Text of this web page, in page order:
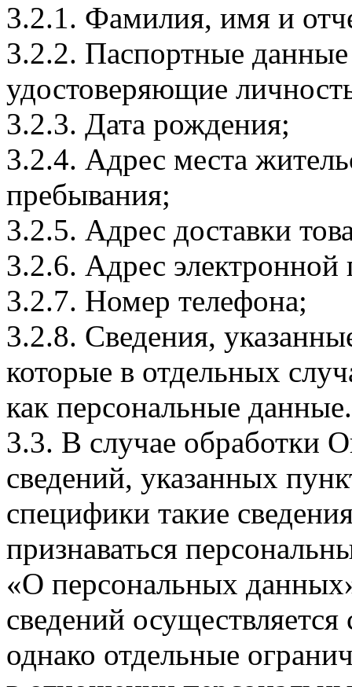
3.2.1. Фамилия, имя и
3.2.2. Паспортные
удостоверяющие
3.2.3. Дата рождения;
3.2.4. Адрес места
пребывания;
3.2.5. Адрес доставки
3.2.6. Адрес электронной
3.2.7. Номер телефона;
3.2.8. Сведения,
которые в отдельных
как персональные данные.
3.3. В случае обработки
сведений, указанных
специфики такие
признаваться
«О персональных
сведений
однако отдельные